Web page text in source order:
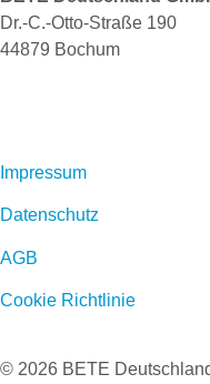
Dr.-C.-Otto-Straße 190
44879 Bochum
Impressum
Datenschutz
AGB
Cookie Richtlinie
© 2026 BETE